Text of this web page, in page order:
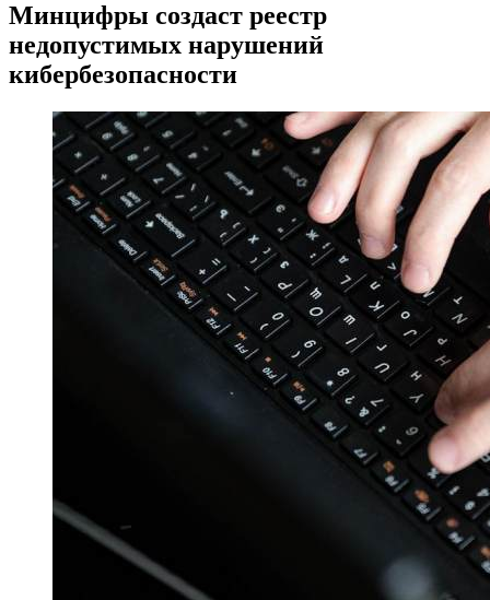
Минцифры создаст реестр
недопустимых нарушений
кибербезопасности